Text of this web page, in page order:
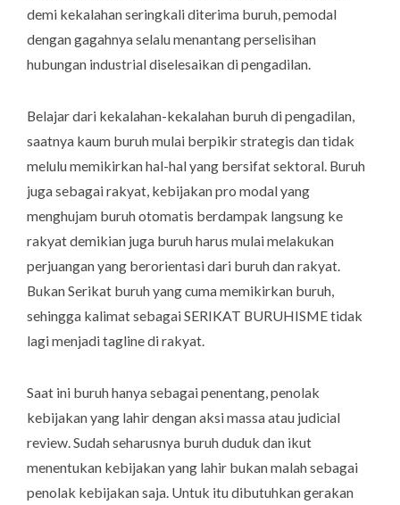
demi kekalahan seringkali diterima buruh, pemodal
dengan gagahnya selalu menantang perselisihan
hubungan industrial diselesaikan di pengadilan.
Belajar dari kekalahan-kekalahan buruh di pengadilan,
saatnya kaum buruh mulai berpikir strategis dan tidak
melulu memikirkan hal-hal yang bersifat sektoral. Buruh
juga sebagai rakyat, kebijakan pro modal yang
menghujam buruh otomatis berdampak langsung ke
rakyat demikian juga buruh harus mulai melakukan
perjuangan yang berorientasi dari buruh dan rakyat.
Bukan Serikat buruh yang cuma memikirkan buruh,
sehingga kalimat sebagai SERIKAT BURUHISME tidak
lagi menjadi tagline di rakyat.
Saat ini buruh hanya sebagai penentang, penolak
kebijakan yang lahir dengan aksi massa atau judicial
review. Sudah seharusnya buruh duduk dan ikut
menentukan kebijakan yang lahir bukan malah sebagai
penolak kebijakan saja. Untuk itu dibutuhkan gerakan